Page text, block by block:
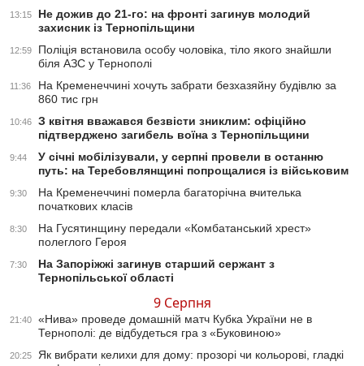
13:15
Не дожив до 21-го: на фронті загинув молодий
захисник із Тернопільщини
12:59
Поліція встановила особу чоловіка, тіло якого знайшли
біля АЗС у Тернополі
11:36
На Кременеччині хочуть забрати безхазяйну будівлю за
860 тис грн
10:46
З квітня вважався безвісти зниклим: офіційно
підтверджено загибель воїна з Тернопільщини
9:44
У січні мобілізували, у серпні провели в останню
путь: на Теребовлянщині попрощалися із військовим
9:30
На Кременеччині померла багаторічна вчителька
початкових класів
8:30
На Гусятинщину передали «Комбатанський хрест»
полеглого Героя
7:30
На Запоріжжі загинув старший сержант з
Тернопільської області
9 Серпня
21:40
«Нива» проведе домашній матч Кубка України не в
Тернополі: де відбудеться гра з «Буковиною»
20:25
Як вибрати келихи для дому: прозорі чи кольорові, гладкі